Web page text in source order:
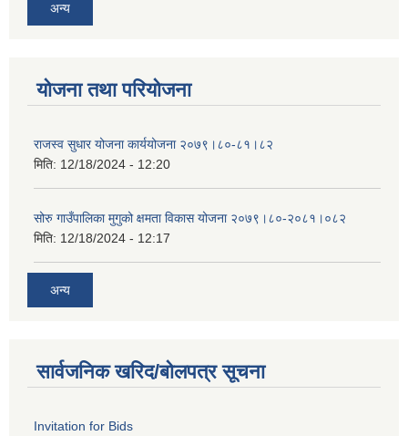
अन्य
योजना तथा परियोजना
राजस्व सुधार योजना कार्ययोजना २०७९।८०-८१।८२
मिति: 12/18/2024 - 12:20
सोरु गाउँपालिका मुगुको क्षमता विकास योजना २०७९।८०-२०८१।०८२
मिति: 12/18/2024 - 12:17
अन्य
सार्वजनिक खरिद/बोलपत्र सूचना
Invitation for Bids